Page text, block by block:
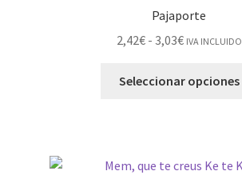
Pajaporte
2,42€ - 3,03€ IVA INCLUIDO
Seleccionar opciones